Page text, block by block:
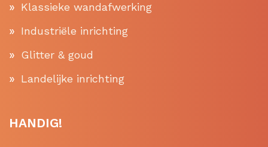
Klassieke wandafwerking
Industriële inrichting
Glitter & goud
Landelijke inrichting
HANDIG!